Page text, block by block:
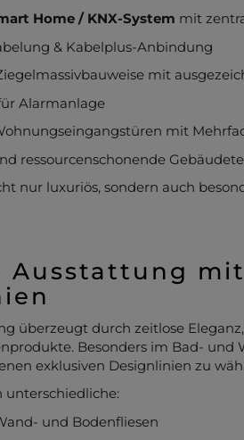
Home / KNX-System mit
& Kabelplus-Anbindung
mit
Alarmanlage
mit
ressourcenschonende
nur luxuriös, sondern auch
Ausstattung
überzeugt durch zeitlose
Besonders im Bad- und
exklusiven Designlinien zu
unterschiedliche:
und Bodenfliesen